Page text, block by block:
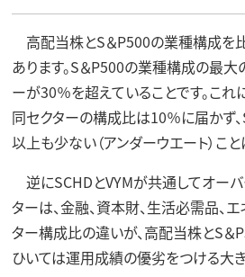
高配当株とS＆P500の業種構成を
あります。S＆P500の業種構成の最
ーが30％を超えていることです。これ
同セクターの構成比は10％に届かず
以上も少ない（アンダーウエート）こと
逆にSCHDとVYMが共通してオー
ターは、金融、資本財、生活必需品、
ター構成比の違いが、高配当株とS＆
ひいては運用成績の優劣をつける大